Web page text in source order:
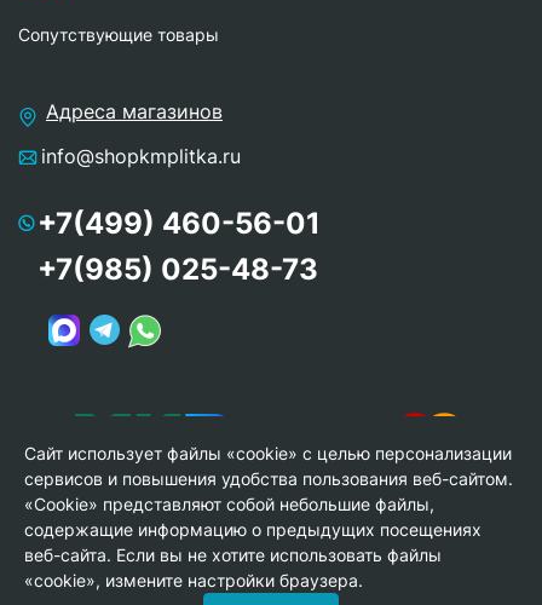
Сопутствующие товары
Адреса магазинов
info@shopkmplitka.ru
+7(499) 460-56-01
+7(985) 025-48-73
© Copyright 2013-2026 KERAMA MARAZZI, ООО «Гамма
Керамика»
Сайт использует файлы «cookie» с целью персонализации
сервисов и повышения удобства пользования веб-сайтом.
«Cookie» представляют собой небольшие файлы,
содержащие информацию о предыдущих посещениях
веб-сайта. Если вы не хотите использовать файлы
«cookie», измените настройки браузера.